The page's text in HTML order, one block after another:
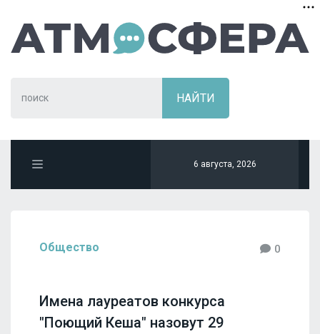
6 августа, 2026
Общество 0
Имена лауреатов конкурса
"Поющий Кеша" назовут 29